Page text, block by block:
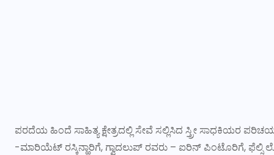
ಪರದೆಯ ಹಿಂದೆ ಸಾಹಿತ್ಯ ಕ್ಷೇತ್ರದಲ್ಲಿ ಸೇವೆ ಸಲ್ಲಿಸಿದ ಸ್ತ್ರೀ ಸಾಧಕಿಯರ
-ಮಾರಿಯೆಟ್‌ ರಸ್ಕಿನ್ಹಾರಿಗೆ, ಗ್ವಾದಲುಪ್‌ ರವರು – ಐರಿನ್‌ ಪಿಂಟೊರಿಗೆ, ಫೆಲ್ಸಿ